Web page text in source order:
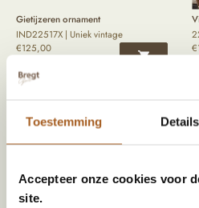
Toestemming Details
Accepteer onze cookies voor
site.
Gietijzeren ornament
IND22517X | Uniek vintage
€125,00
€